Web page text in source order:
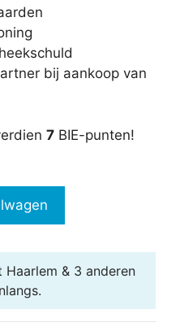
bij aankoop van
7 BIE-punten!
Haarlem & 3 anderen